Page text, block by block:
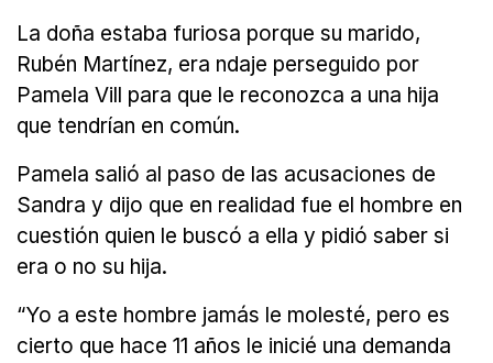
La doña estaba furiosa porque su marido,
Rubén Martínez, era ndaje perseguido por
Pamela Vill para que le reconozca a una hija
que tendrían en común.
Pamela salió al paso de las acusaciones de
Sandra y dijo que en realidad fue el hombre en
cuestión quien le buscó a ella y pidió saber si
era o no su hija.
“Yo a este hombre jamás le molesté, pero es
cierto que hace 11 años le inicié una demanda